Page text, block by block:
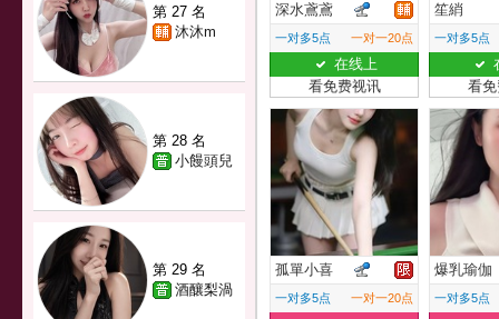
第 27 名
沐沐m
第 28 名
小饅頭兒
第 29 名
酒釀梨渦
深水鳶鳶
一对多5点 一对一20点
在线上
看免费视讯
笙綃
一对多5点
看
孤單小喜
一对多5点 一对一20点
爆乳瑜伽
一对多5点